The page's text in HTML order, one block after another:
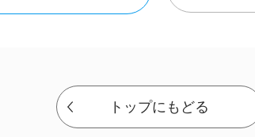
トップにもどる